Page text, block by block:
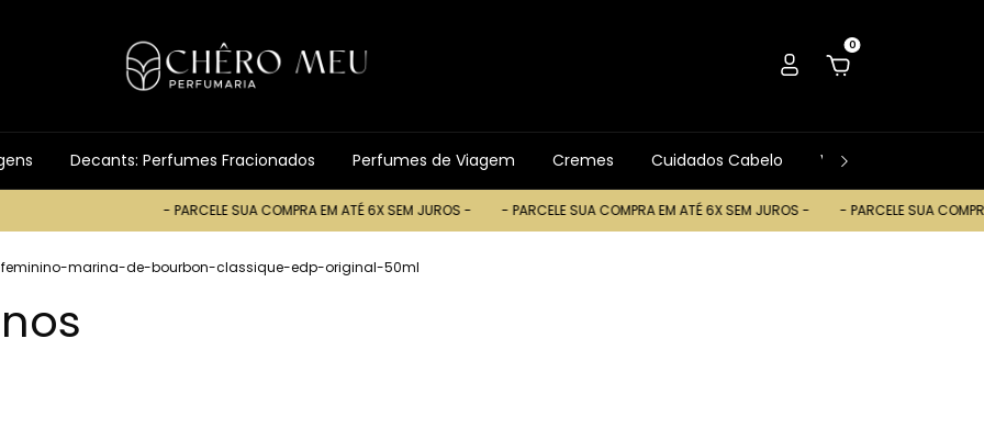
0
Decants: Perfumes Fracionados Perfumes de Viagem Cremes Cuidados Cabelo Ver Tudo
- PARCELE SUA COMPRA EM ATÉ 6X SEM JUROS - - PARCELE SUA COMPRA EM ATÉ 6X SEM JUROS - - PARCELE SUA COMPRA EM ATÉ 6X
marina-de-bourbon-classique-edp-original-50ml